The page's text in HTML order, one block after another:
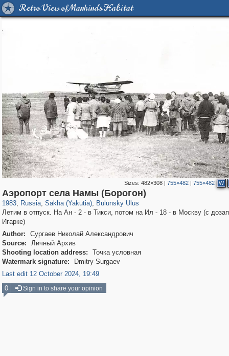
Retro View of Mankind's Habitat
Sizes: 482×308| 755×482| 755×482 W
Аэропорт села Намы (Борогон)
1983, Russia
1,406,840 29,243
, Sakha (Yakutia)
3,006 15
, Bulunsky Ulus
305
Летим в отпуск. На Ан - 2 - в Тикси, потом на Ил - 18 - в Москву (с
Игарке)
Author:
Сургаев Николай Александрович
Source:
Личный Архив
Shooting location address:
Точка условная
Watermark signature:
Dmitry Surgaev
Last edit 12 October 2024, 19:49
0
Sign in to share your opinion